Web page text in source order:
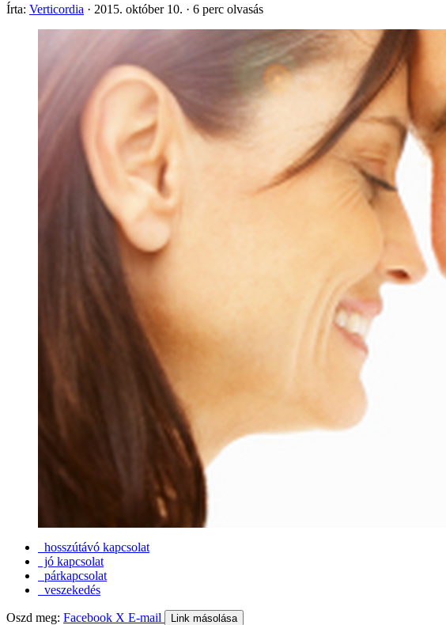
Írta: Verticordia · 2015. október 10. · 6 perc olvasás
hosszútávó kapcsolat
jó kapcsolat
párkapcsolat
veszekedés
Oszd meg: Facebook X E-mail Link másolása